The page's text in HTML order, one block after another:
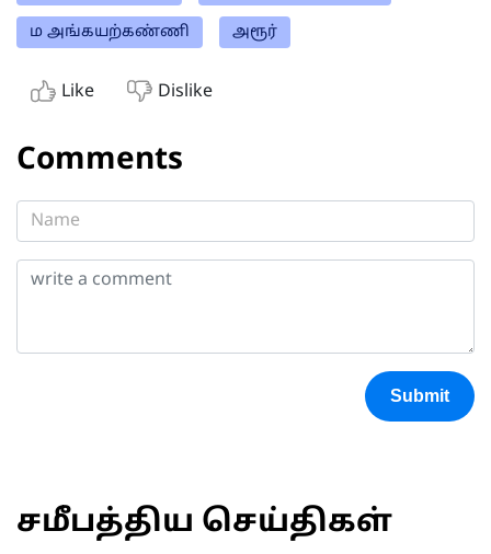
ம அங்கயற்கண்ணி அரூர்
Like Dislike
Comments
Submit
சமீபத்திய செய்திகள்